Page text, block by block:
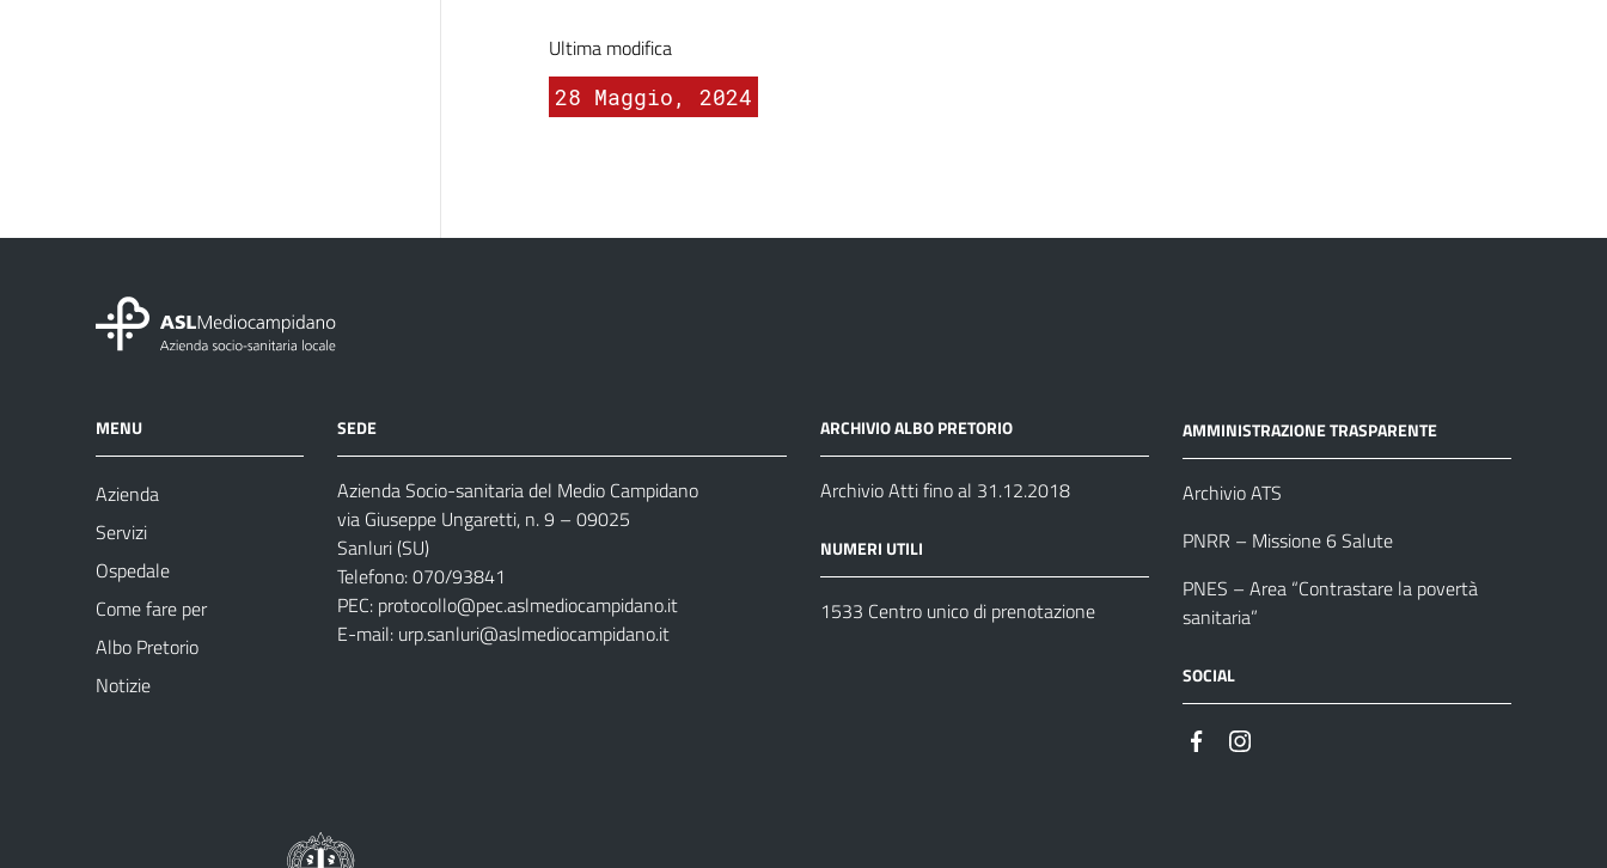
Ultima modifica
28 Maggio, 2024
MENU
Azienda
Servizi
Ospedale
Come fare per
Albo Pretorio
Notizie
SEDE
Azienda Socio-sanitaria del Medio Campidano
via Giuseppe Ungaretti, n. 9 – 09025
Sanluri (SU)
Telefono: 070/93841
PEC: protocollo@pec.aslmediocampidano.it
E-mail: urp.sanluri@aslmediocampidano.it
ARCHIVIO ALBO PRETORIO
Archivio Atti fino al 31.12.2018
NUMERI UTILI
1533 Centro unico di prenotazione
AMMINISTRAZIONE TRASPARENTE
Archivio ATS
PNRR – Missione 6 Salute
PNES – Area “Contrastare la povertà
sanitaria”
SOCIAL